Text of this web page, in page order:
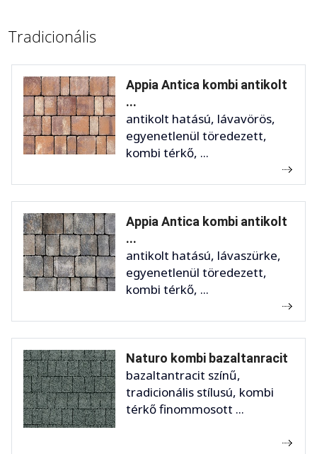
Tradicionális
Appia Antica kombi antikolt
...
antikolt hatású, lávavörös,
egyenetlenül töredezett,
kombi térkő, ...
Appia Antica kombi antikolt
...
antikolt hatású, lávaszürke,
egyenetlenül töredezett,
kombi térkő, ...
Naturo kombi bazaltanracit
bazaltantracit színű,
tradicionális stílusú, kombi
térkő finommosott ...